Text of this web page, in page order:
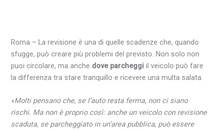
Roma – La revisione è una di quelle scadenze che, quando
sfugge, può creare più problemi del previsto. Non solo non
puoi circolare, ma anche dove parcheggi il veicolo può fare
la differenza tra stare tranquillo e ricevere una multa salata.
«Molti pensano che, se l’auto resta ferma, non ci siano
rischi. Ma non è proprio così: anche un veicolo con revisione
scaduta, se parcheggiato in un’area pubblica, può essere